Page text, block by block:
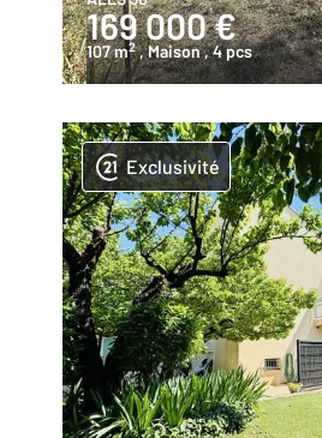
169 000 €
107 m2 , Maison, 4 pcs
Exclusivité